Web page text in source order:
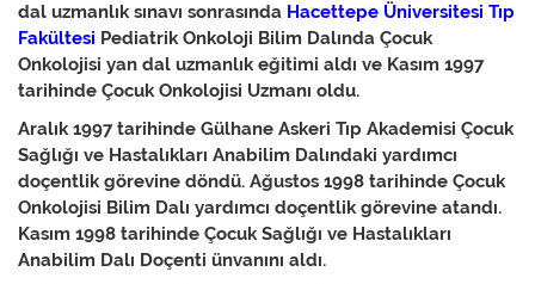
dal uzmanlık sınavı sonrasında Hacettepe Üniversitesi Tıp
Fakültesi Pediatrik Onkoloji Bilim Dalında Çocuk
Onkolojisi yan dal uzmanlık eğitimi aldı ve Kasım 1997
tarihinde Çocuk Onkolojisi Uzmanı oldu.
Aralık 1997 tarihinde Gülhane Askeri Tıp Akademisi Çocuk
Sağlığı ve Hastalıkları Anabilim Dalındaki yardımcı
doçentlik görevine döndü. Ağustos 1998 tarihinde Çocuk
Onkolojisi Bilim Dalı yardımcı doçentlik görevine atandı.
Kasım 1998 tarihinde Çocuk Sağlığı ve Hastalıkları
Anabilim Dalı Doçenti ünvanını aldı.